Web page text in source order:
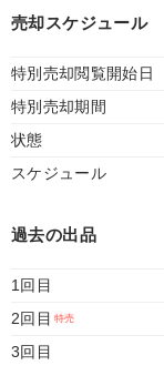
売却スケジュール
特別売却閲覧開始日
特別売却期間
状態
スケジュール
過去の出品
1回目
2回目
3回目